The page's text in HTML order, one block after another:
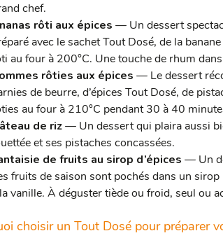
chef.
rôti aux épices — Un dessert
avec le sachet Tout Dosé, de la
au four à 200°C. Une touche de rhum
rôties aux épices — Le dessert
de beurre, d’épices Tout Dosé, de
au four à 210°C pendant 30 à 40
de riz— Un dessert qui plaira aussi
et ses pistaches concassées.
de fruits au sirop d’épices — Un
fruits de saison sont pochés dans un
vanille. À déguster tiède ou froid, seul ou
choisir un Tout Dosé pour préparer